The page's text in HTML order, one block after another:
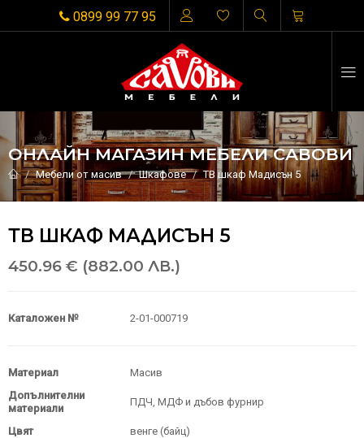
0899 99 77 95
ОНЛАЙН МАГАЗИН МЕБЕЛИ САВОВИ
Мебели от масив Шкафове ТВ шкаф Мадисън 5
ТВ ШКАФ МАДИСЪН 5
450.96 € (882.00 ЛВ.)
Каталожен № 2-01-000719
Материал
Масив
Допълнителни
материали
ПДЧ, МДФ и дъбов фурнир
Цвят
венге (байц)